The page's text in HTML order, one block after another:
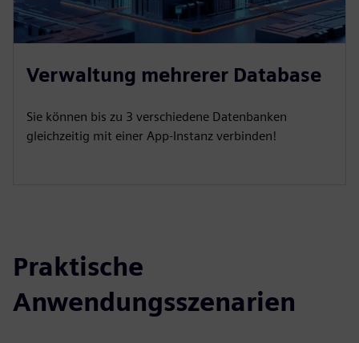
Verwaltung mehrerer Database
Sie können bis zu 3 verschiedene Datenbanken
gleichzeitig mit einer App-Instanz verbinden!
Praktische
Anwendungsszenarien